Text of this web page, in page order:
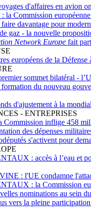
d'affaires en avion
: la Commission
davantage pour
gaz - la nouvelle
Network Europe fait
européens de la
sommet bilatéral -
du nouveau
d'ajustement à la
- ENTREPRISES
Commission inflige 458
des dépenses
s'activent pour
: accès à l’eau et
: l'UE condamne
: la Commission
nominations au sein
vers la pleine